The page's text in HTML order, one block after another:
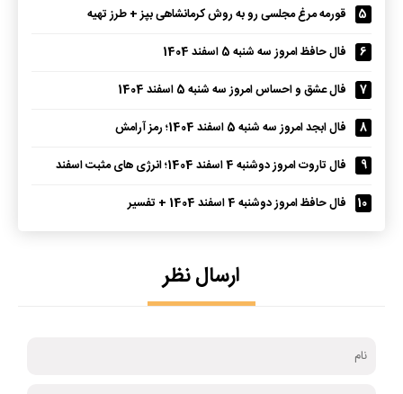
5
قورمه مرغ مجلسی رو به روش کرمانشاهی بپز + طرز تهیه
6
فال حافظ امروز سه شنبه 5 اسفند 1404
7
فال عشق و احساس امروز سه شنبه 5 اسفند 1404
8
فال ابجد امروز سه شنبه 5 اسفند 1404؛ رمز آرامش
9
فال تاروت امروز دوشنبه 4 اسفند 1404؛ انرژی های مثبت اسفند
10
فال حافظ امروز دوشنبه 4 اسفند 1404 + تفسیر
ارسال نظر